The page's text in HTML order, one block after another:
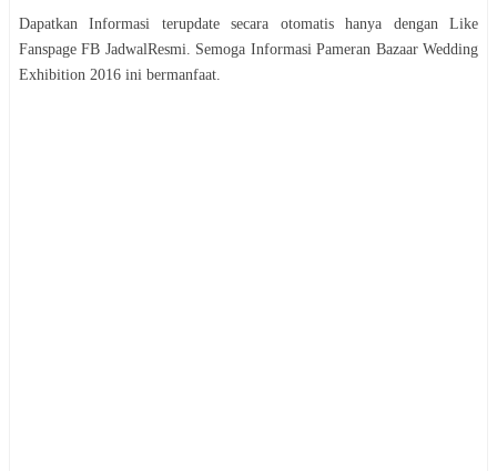
Dapatkan Informasi terupdate secara otomatis hanya dengan Like
Fanspage FB JadwalResmi. Semoga InformasiPameran Bazaar Wedding
Exhibition 2016 ini bermanfaat.